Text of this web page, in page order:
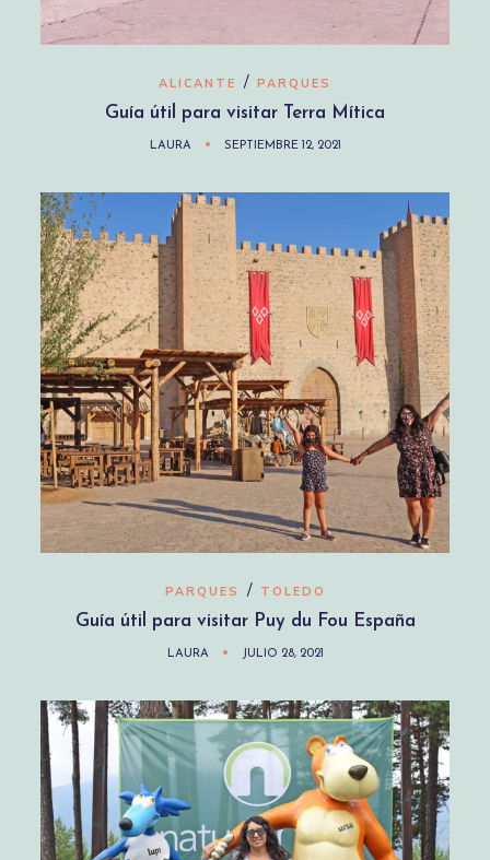
ALICANTE / PARQUES
Guía útil para visitar Terra Mítica
LAURA SEPTIEMBRE 12, 2021
PARQUES / TOLEDO
Guía útil para visitar Puy du Fou España
LAURA JULIO 28, 2021